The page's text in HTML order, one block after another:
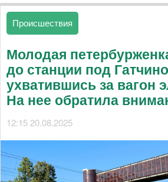
Происшествия
Молодая
до станции под
ухватившись за вагон
На нее обратила
12:15 20.08.2025